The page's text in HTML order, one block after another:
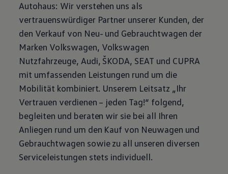
Motorenöl und Flüssigkeiten
Räder und Reifen
Pannen- und Unfallhilfe
Economy Service
Volkswagen Teile
Zubehör
Modellspezifisches Zubehör
Schutz und Pflege
Transport
Entertainment und Elektronik
Individualisieren
Wallbox und Ladekabel
Digitale Extras
Dienste für Ihr Modell finden
Volkswagen Apps, Login und Shop
Handy und Fahrzeug verbinden
Updates für Software, Karten und Radio
Über Ihr Auto
Autohaus: Wir verstehen uns als
vertrauenswürdiger Partner unserer Kunden, der
den Verkauf von Neu- und Gebrauchtwagen der
Marken Volkswagen, Volkswagen
Nutzfahrzeuge, Audi, ŠKODA, SEAT und CUPRA
mit umfassenden Leistungen rund um die
Mobilität kombiniert. Unserem Leitsatz „Ihr
Vertrauen verdienen – jeden Tag!“ folgend,
begleiten und beraten wir sie bei all Ihren
Anliegen rund um den Kauf von Neuwagen und
Gebrauchtwagen sowie zu all unseren diversen
Serviceleistungen stets individuell.